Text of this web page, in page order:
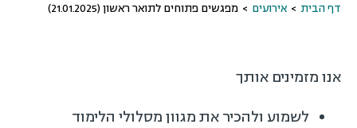
דף הבית > אירועים > מפגשים פתוחים לתואר ראשון (21.01.2025)
אנו מזמינים אותך
לשמוע ולהכיר את מגוון מסלולי הלימוד